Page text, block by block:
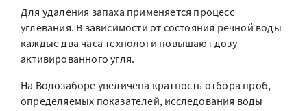
Для удаления запаха применяется процесс
углевания. В зависимости от состояния речной воды
каждые два часа технологи повышают дозу
активированного угля.
На Водозаборе увеличена кратность отбора проб,
определяемых показателей, исследования воды